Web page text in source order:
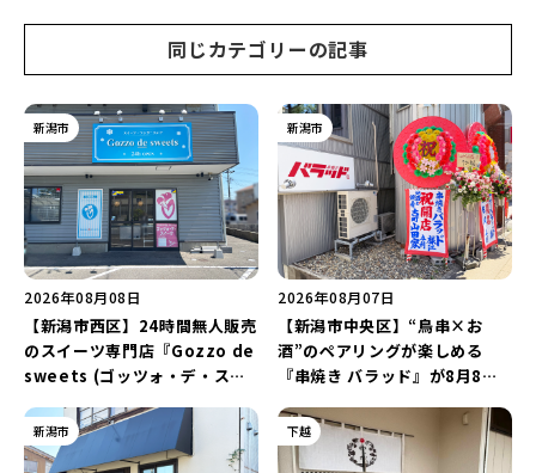
同じカテゴリーの記事
新潟市
2026年08月08日
【新潟市西区】24時間無人販売
のスイーツ専門店『Gozzo de
sweets (ゴッツォ・デ・スイ
店…。一部商品は姉妹店で販売
継続！
新潟市
2026年08月07日
【新潟市中央区】“鳥串×お
酒”のペアリングが楽しめる
『串焼き バラッド』が8月8日
インアップ♪
新潟市 下越